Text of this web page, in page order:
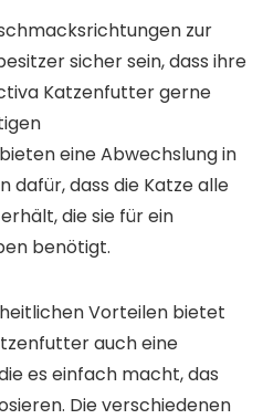
zur
sicher sein, dass ihre
Katzenfutter gerne
eine Abwechslung in
dafür, dass die Katze alle
die sie für ein
benötigt.
Vorteilen bietet
auch eine
es einfach macht, das
Die verschiedenen